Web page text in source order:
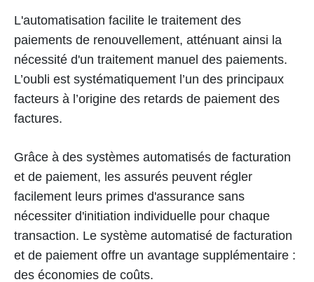
L'automatisation facilite le traitement des
paiements de renouvellement, atténuant ainsi la
nécessité d'un traitement manuel des paiements.
L’oubli est systématiquement l’un des principaux
facteurs à l’origine des retards de paiement des
factures.
Grâce à des systèmes automatisés de facturation
et de paiement, les assurés peuvent régler
facilement leurs primes d'assurance sans
nécessiter d'initiation individuelle pour chaque
transaction. Le système automatisé de facturation
et de paiement offre un avantage supplémentaire :
des économies de coûts.